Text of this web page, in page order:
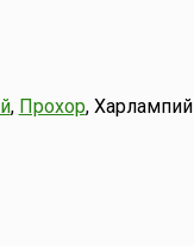
, Прохор, Харлампий